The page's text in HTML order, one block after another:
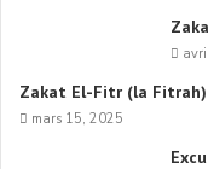
Zakat El-Fitr (la
mars 15, 2025